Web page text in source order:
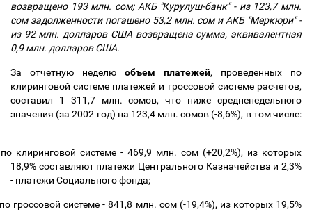
возвращено 193 млн. сом; АКБ "Курулуш-банк" - из 123,7 млн.
сом задолженности погашено 53,2 млн. сом и АКБ "Меркюри" -
из 92 млн. долларов США возвращена сумма, эквивалентная
0,9 млн. долларов США.
За отчетную неделю объем платежей, проведенных по
клиринговой системе платежей и гроссовой системе расчетов,
составил 1 311,7 млн. сомов, что ниже средненедельного
значения (за 2002 год) на 123,4 млн. сомов (-8,6%), в том числе:
по клиринговой системе - 469,9 млн. сом (+20,2%), из которых
18,9% составляют платежи Центрального Казначейства и 2,3%
- платежи Социального фонда;
по гроссовой системе - 841,8 млн. сом (-19,4%), из которых 19,5%